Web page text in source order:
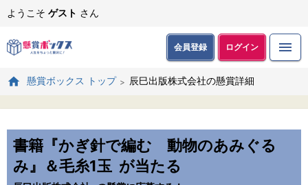
ようこそ ゲスト さん
会員登録 ログイン
懸賞ボックス トップ 辰巳出版株式会社の懸賞詳細
書籍『かぎ針で編む 動物のあみぐる
み』＆毛糸1玉 が当たる